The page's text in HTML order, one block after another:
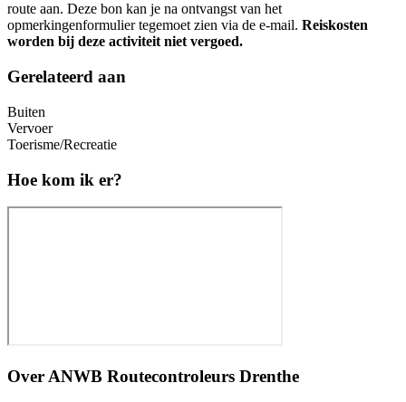
route aan. Deze bon kan je na ontvangst van het
opmerkingenformulier tegemoet zien via de e-mail. Reiskosten
worden bij deze activiteit niet vergoed.
Gerelateerd aan
Buiten
Vervoer
Toerisme/Recreatie
Hoe kom ik er?
Over ANWB Routecontroleurs Drenthe